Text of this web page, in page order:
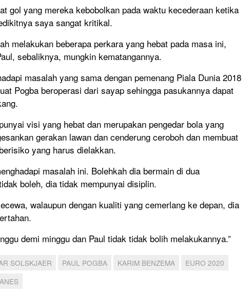
gol yang mereka kebobolkan pada waktu kecederaan ketika
saya sangat kritikal.
melakukan beberapa perkara yang hebat pada masa ini,
sebaliknya, mungkin kematangannya.
masalah yang sama dengan pemenang Piala Dunia 2018
Pogba beroperasi dari sayap sehingga pasukannya dapat
visi yang hebat dan merupakan pengedar bola yang
gerakan lawan dan cenderung ceroboh dan membuat
yang harus dielakkan.
masalah ini. Bolehkah dia bermain di dua
boleh, dia tidak mempunyai disiplin.
walaupun dengan kualiti yang cemerlang ke depan, dia
demi minggu dan Paul tidak tidak bolih melakukannya.”
SOLSKJAER PAUL POGBA KARIM BENZEMA
EURO 2020